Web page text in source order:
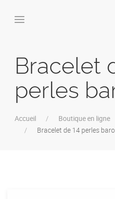
Bracelet
perles
Accueil Boutique en ligne
Bracelet de 14 perles